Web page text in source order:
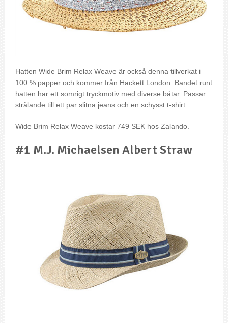
Hatten Wide Brim Relax Weave är också denna tillverkat i
100 % papper och kommer från Hackett London. Bandet runt
hatten har ett somrigt tryckmotiv med diverse båtar. Passar
strålande till ett par slitna jeans och en schysst t-shirt.
Wide Brim Relax Weave kostar 749 SEK hos Zalando.
#1 M.J. Michaelsen Albert Straw